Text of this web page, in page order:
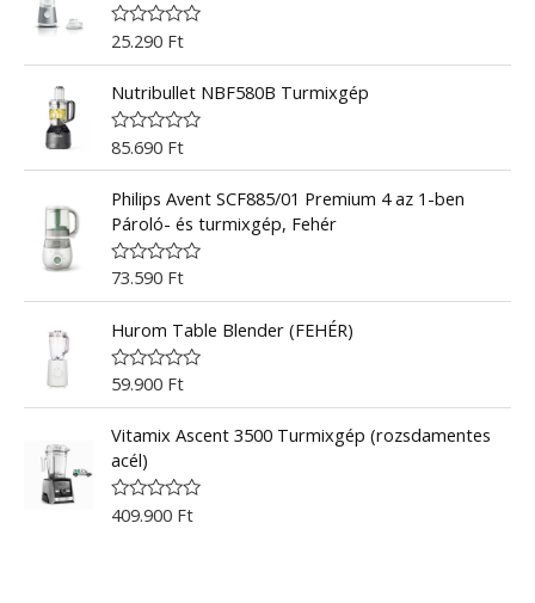
R
e
0
o
u
t
o
f
5
25.290 Ft
Nutribullet NBF580B Turmixgép
R
e
0
o
u
t
5
85.690 Ft
Philips Avent SCF885/01 Premium 4 az 1-ben
Pároló- és turmixgép, Fehér
R
e
d
0
o
u
t
o
f
5
73.590 Ft
Hurom Table Blender (FEHÉR)
R
e
0
o
u
t
59.900 Ft
Vitamix Ascent 3500 Turmixgép (rozsdamentes
acél)
R
409.900 Ft